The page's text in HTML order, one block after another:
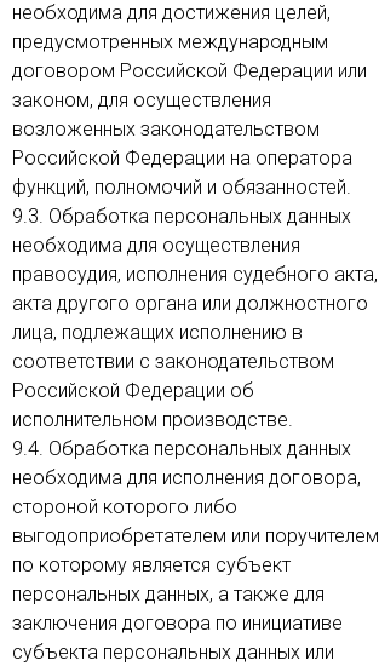
необходима для достижения целей,
предусмотренных международным
договором Российской Федерации или
законом, для осуществления
возложенных законодательством
Российской Федерации на оператора
функций, полномочий и обязанностей.
9.3. Обработка персональных данных
необходима для осуществления
правосудия, исполнения судебного акта,
акта другого органа или должностного
лица, подлежащих исполнению в
соответствии с законодательством
Российской Федерации об
исполнительном производстве.
9.4. Обработка персональных данных
необходима для исполнения договора,
стороной которого либо
выгодоприобретателем или поручителем
по которому является субъект
персональных данных, а также для
заключения договора по инициативе
субъекта персональных данных или